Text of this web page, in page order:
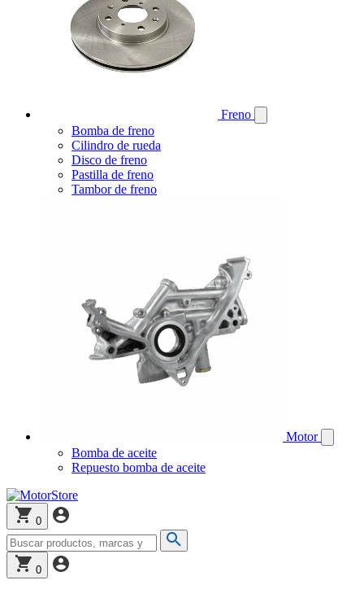
Freno
Bomba de freno
Cilindro de rueda
Disco de freno
Pastilla de freno
Tambor de freno
Motor
Bomba de aceite
Repuesto bomba de aceite
0
0